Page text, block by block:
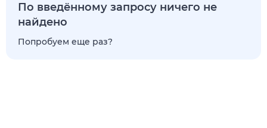
По введённому запросу ничего не
найдено
Попробуем еще раз?